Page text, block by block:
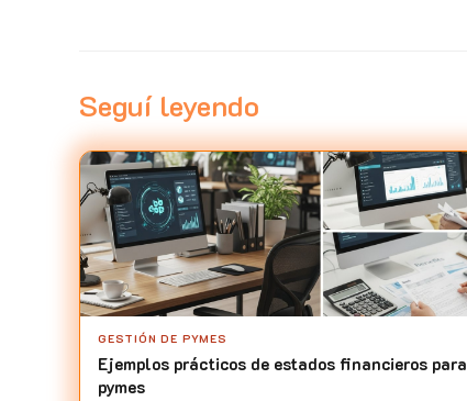
Seguí leyendo
GESTIÓN DE PYMES
Ejemplos prácticos de estados financieros para
pymes